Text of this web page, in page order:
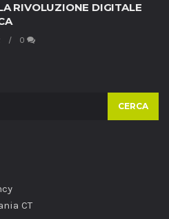
RIVOLUZIONE DIGITALE
0
CERCA
CT